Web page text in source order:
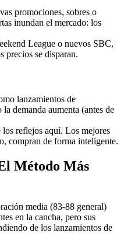
promociones, sobres o
inundan el mercado: los
League o nuevos SBC,
precios se disparan.
lanzamientos de
demanda aumenta (antes de
reflejos aquí. Los mejores
compran de forma inteligente.
Método Más
media (83-88 general)
en la cancha, pero sus
de los lanzamientos de